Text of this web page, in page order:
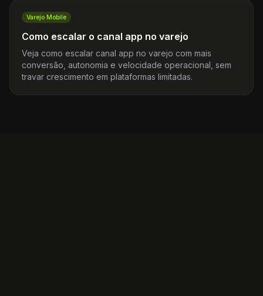
Varejo Mobile
Como escalar o canal app no varejo
Veja como escalar canal app no varejo com mais
conversão, autonomia e velocidade operacional, sem
travar crescimento em plataformas limitadas.